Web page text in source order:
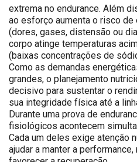
extrema no endurance. Além
ao esforço aumenta o risco
(dores, gases, distensão ou
corpo atinge temperaturas
(baixas concentrações de
Como as demandas
grandes, o planejamento
decisivo para sustentar o
sua integridade física até a
Durante uma prova de
fisiológicos acontecem
Cada um deles exige atenção
ajudar a manter a